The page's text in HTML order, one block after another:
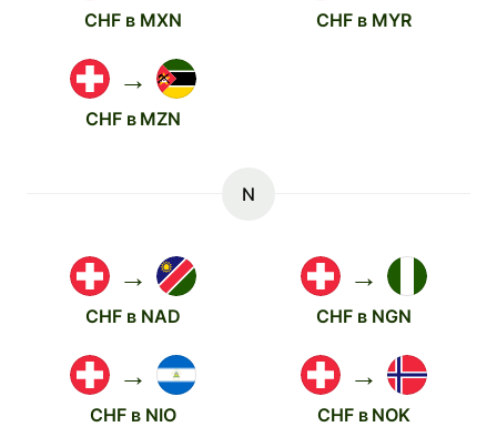
CHF в MXN CHF в MYR
→
CHF в MZN
N
→
CHF в NAD
→
CHF в NGN
→
CHF в NIO
→
CHF в NOK